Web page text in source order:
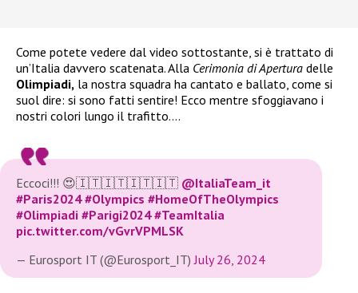
Come potete vedere dal video sottostante, si è trattato di
un’Italia davvero scatenata. Alla Cerimonia di Apertura delle
Olimpiadi, la nostra squadra ha cantato e ballato, come si
suol dire: si sono fatti sentire! Ecco mentre sfoggiavano i
nostri colori lungo il trafitto….
Eccoci!!! 😍🇮🇹🇮🇹🇮🇹🇮🇹 @ItaliaTeam_it
#Paris2024 #Olympics #HomeOfTheOlympics
#Olimpiadi #Parigi2024 #TeamItalia
pic.twitter.com/vGvrVPMLSK
— Eurosport IT (@Eurosport_IT)July 26, 2024